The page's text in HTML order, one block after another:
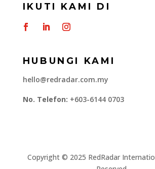
IKUTI KAMI DI
HUBUNGI KAMI
hello@redradar.com.my
No. Telefon: +603-6144 0703
​Copyright © 2025 RedRadar